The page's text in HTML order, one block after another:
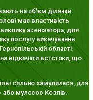
на об'єм ділянки
має властивість
асенізатора, для
послугу викачування
області.
відкачати всі стоки, що
сильно замулилася, для
або мулосос Козлів.